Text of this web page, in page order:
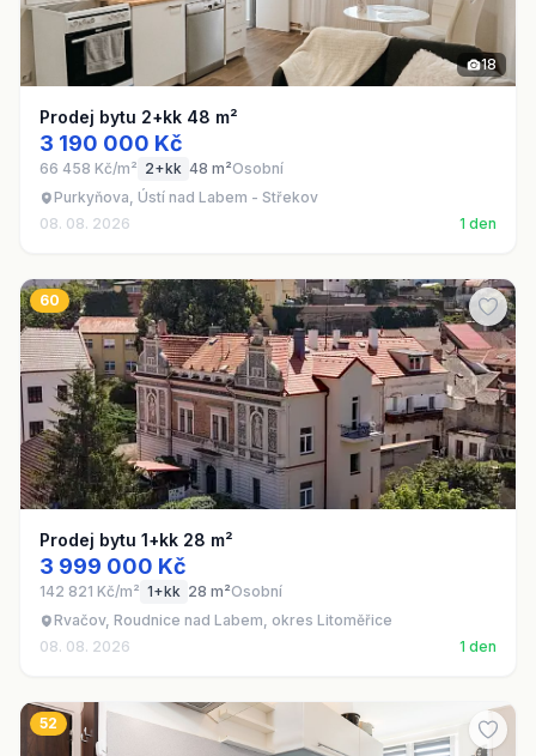
18
Prodej bytu 2+kk 48 m²
3 190 000 Kč
66 458 Kč/m² 2+kk 48 m²Osobní
Purkyňova, Ústí nad Labem - Střekov
08. 08. 2026
1 den
60
Prodej bytu 1+kk 28 m²
3 999 000 Kč
142 821 Kč/m² 1+kk 28 m²Osobní
Rvačov, Roudnice nad Labem, okres Litoměřice
08. 08. 2026
1 den
52